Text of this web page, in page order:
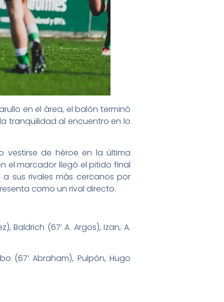
en el área, el balón terminó
tranquilidad al encuentro en lo
vestirse de héroe en la última
el marcador llegó el pitido final
sus rivales más cercanos por
como un rival directo.
Baldrich (67’ A. Argos), Izan, A.
(67’ Abraham), Pulpón, Hugo